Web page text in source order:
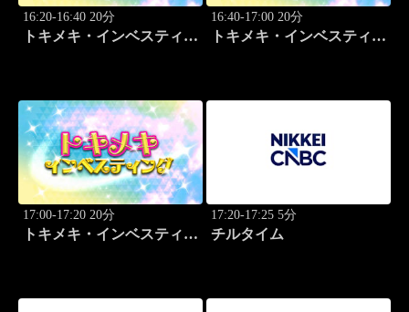
16:20-16:40 20分
トキメキ・インベスティン
16:40-17:00 20分
トキメキ・インベスティン
17:00-17:20 20分
トキメキ・インベスティン
17:20-17:25 5分
チルタイム